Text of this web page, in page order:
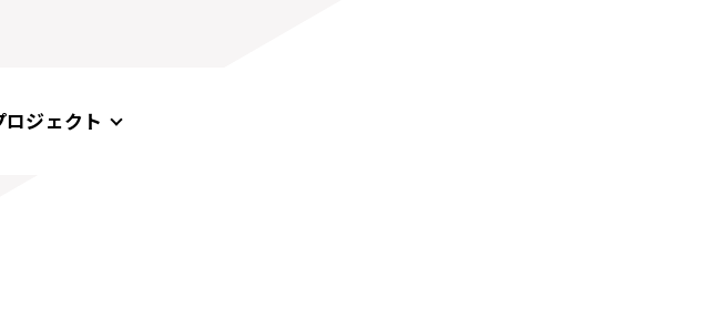
ロジェクト